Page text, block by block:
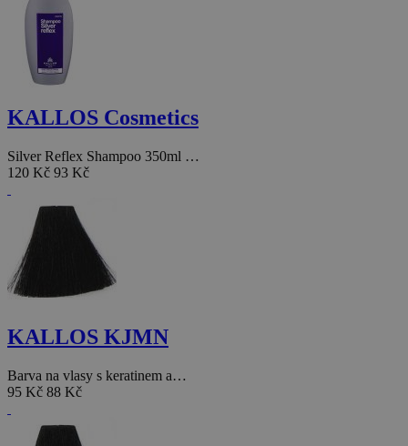
KALLOS Cosmetics
Silver Reflex Shampoo 350ml …
120 Kč 93 Kč
KALLOS KJMN
Barva na vlasy s keratinem a…
95 Kč 88 Kč